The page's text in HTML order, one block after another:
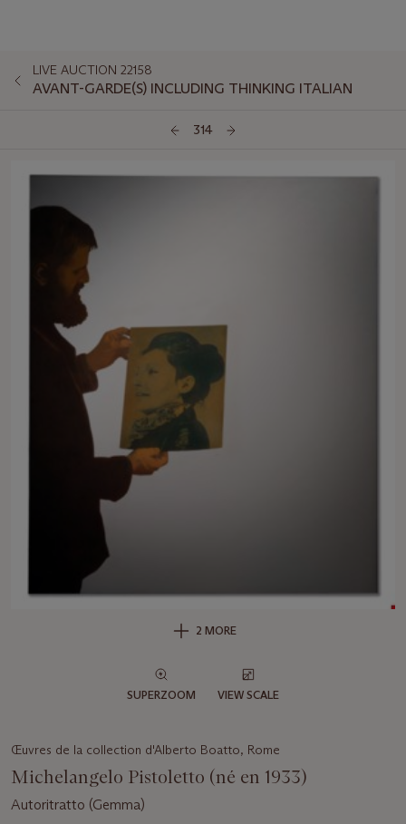
LIVE AUCTION 22158
AVANT-GARDE(S) INCLUDING THINKING ITALIAN
314
2 MORE
SUPERZOOM VIEW SCALE
Œuvres de la collection d'Alberto Boatto, Rome
Michelangelo Pistoletto (né en 1933)
Autoritratto (Gemma)